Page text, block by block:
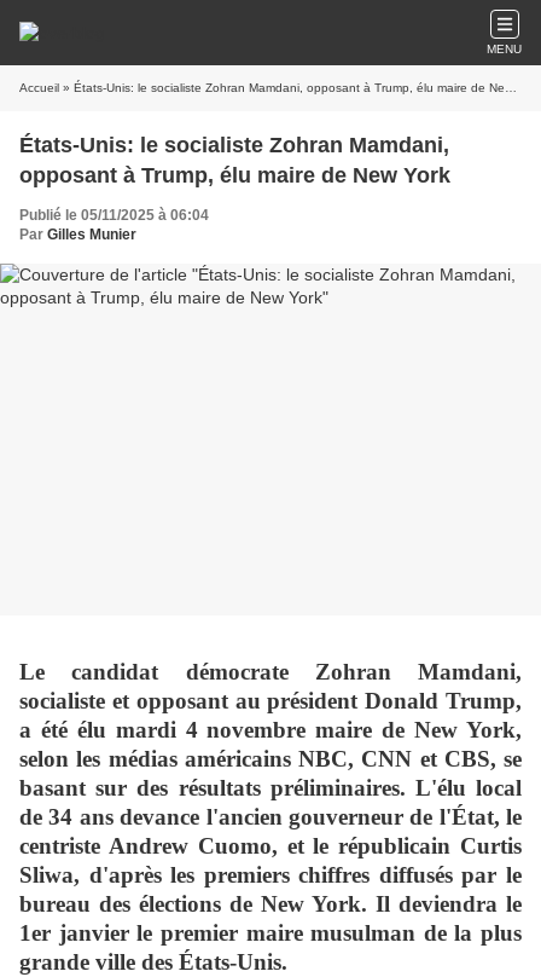
MENU
Accueil » États-Unis: le socialiste Zohran Mamdani, opposant à Trump, élu maire de New York
États-Unis: le socialiste Zohran Mamdani,
opposant à Trump, élu maire de New York
Publié le 05/11/2025 à 06:04
Par Gilles Munier
Le candidat démocrate Zohran Mamdani,
socialiste et opposant au président Donald Trump,
a été élu mardi 4 novembre maire de New York,
selon les médias américains NBC, CNN et CBS, se
basant sur des résultats préliminaires. L'élu local
de 34 ans devance l'ancien gouverneur de l'État, le
centriste Andrew Cuomo, et le républicain Curtis
Sliwa, d'après les premiers chiffres diffusés par le
bureau des élections de New York. Il deviendra le
1er janvier le premier maire musulman de la plus
grande ville des États-Unis.